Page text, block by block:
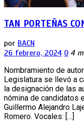
TAN PORTEÑAS
por BACN
26 febrero, 2024 0 4
Nombramiento de
Legislatura se llevó a
la designación de las
nómina de candidatos
Guillermo Alejandro
Romero. Vocales: […]